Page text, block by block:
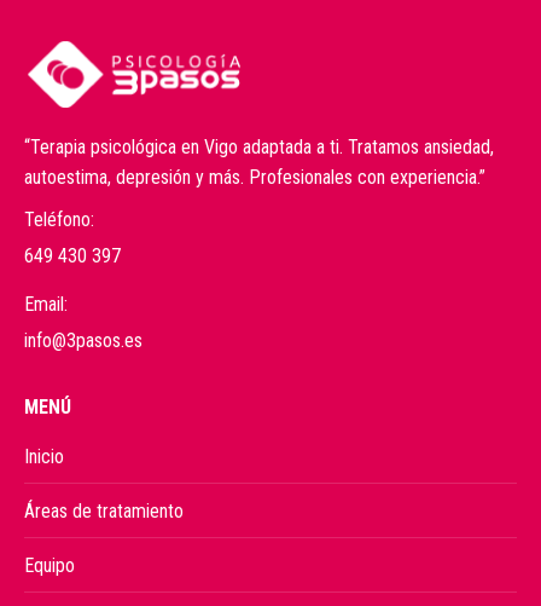
“Terapia psicológica en Vigo adaptada a ti. Tratamos ansiedad,
autoestima, depresión y más. Profesionales con experiencia.”
Teléfono:
649 430 397
Email:
info@3pasos.es
MENÚ
Inicio
Áreas de tratamiento
Equipo